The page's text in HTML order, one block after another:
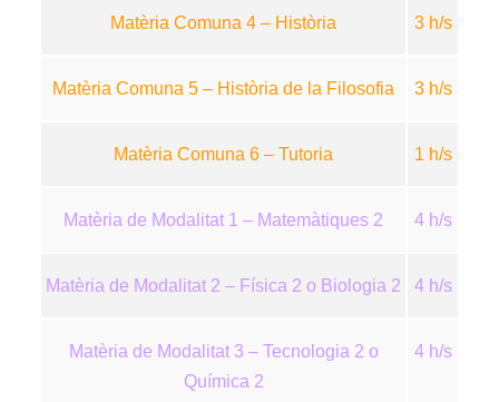
Matèria Comuna 4 – Història 3 h/s
Matèria Comuna 5 – Història de la Filosofia 3 h/s
Matèria Comuna 6 – Tutoria 1 h/s
Matèria de Modalitat 1 – Matemàtiques 2 4 h/s
Matèria de Modalitat 2 – Física 2 o Biologia 2 4 h/s
Matèria de Modalitat 3 – Tecnologia 2 o
Química 2
4 h/s